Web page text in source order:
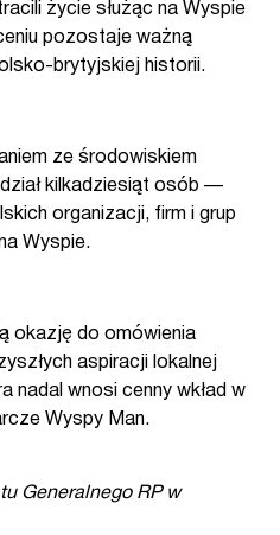
życie służąc na Wyspie
pozostaje ważną
brytyjskiej historii.
ze środowiskiem
kilkadziesiąt osób —
organizacji, firm i grup
Wyspie.
okazję do omówienia
aspiracji lokalnej
nadal wnosi cenny wkład w
Wyspy Man.
Generalnego RP w